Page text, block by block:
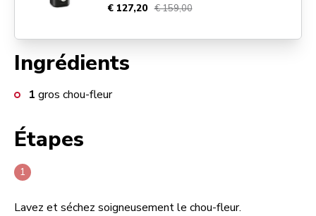
Ingrédients
1 gros chou-fleur
Étapes
Lavez et séchez soigneusement le chou-fleur.
€ 127,20 € 159,00